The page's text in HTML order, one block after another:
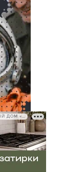
РЕКЛАМА • ООО СТРОИТЕЛЬНЫЙ ТОРГОВЫЙ ДОМ «ПЕТРОВИЧ», ИНН 7802348846